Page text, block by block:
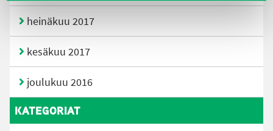
heinäkuu 2017
kesäkuu 2017
joulukuu 2016
KATEGORIAT